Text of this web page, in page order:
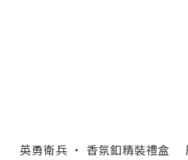
英勇衛兵 · 香氛釦精裝禮盒